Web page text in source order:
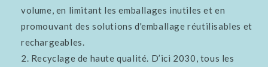
volume, en limitant les emballages inutiles et en
promouvant des solutions d'emballage réutilisables et
rechargeables.
Recyclage de haute qualité. D’ici 2030, tous les